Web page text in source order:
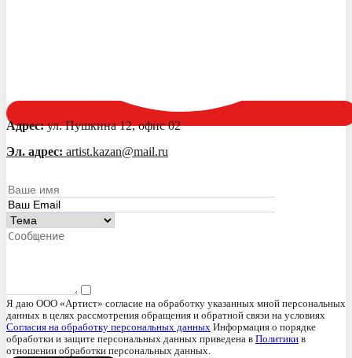
Адрес:ул. Пушкина 12, офис 02
Эл. адрес: artist.kazan@mail.ru
Я даю ООО «Артист» согласие на обработку указанных мной персональных
данных в целях рассмотрения обращения и обратной связи на условиях
Согласия на обработку персональных данных Информация о порядке
обработки и защите персональных данных приведена в Политики в
отношении обработки персональных данных.